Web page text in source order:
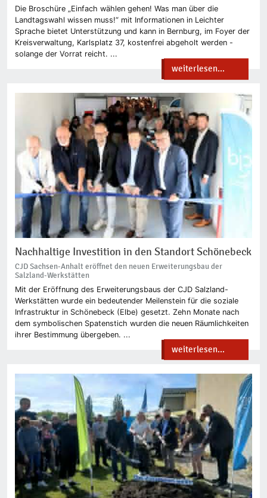
Die Broschüre „Einfach wählen gehen! Was man über die
Landtagswahl wissen muss!“ mit Informationen in Leichter
Sprache bietet Unterstützung und kann in Bernburg, im Foyer der
Kreisverwaltung, Karlsplatz 37, kostenfrei abgeholt werden -
solange der Vorrat reicht. ...
weiterlesen...
Nachhaltige Investition in den Standort Schönebeck
CJD Sachsen-Anhalt eröffnet den neuen Erweiterungsbau der
Salzland-Werkstätten
Mit der Eröffnung des Erweiterungsbaus der CJD Salzland-
Werkstätten wurde ein bedeutender Meilenstein für die soziale
Infrastruktur in Schönebeck (Elbe) gesetzt. Zehn Monate nach
dem symbolischen Spatenstich wurden die neuen Räumlichkeiten
ihrer Bestimmung übergeben. ...
weiterlesen...